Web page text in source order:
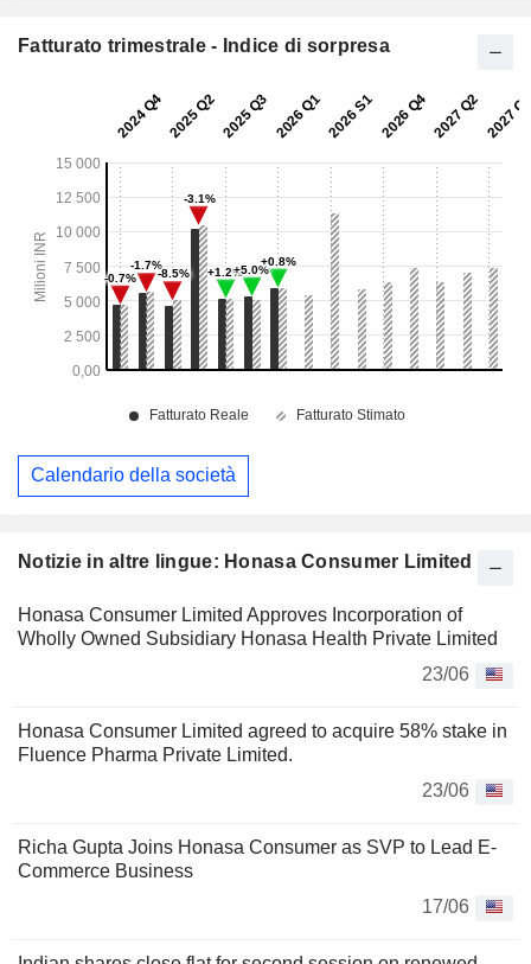
Notizie in altre lingue: Honasa Consumer Limited
Honasa Consumer Limited Approves Incorporation of
Wholly Owned Subsidiary Honasa Health Private Limited
23/06
Honasa Consumer Limited agreed to acquire 58% stake in
Fluence Pharma Private Limited.
23/06
Richa Gupta Joins Honasa Consumer as SVP to Lead E-
Commerce Business
17/06
Fatturato trimestrale - Indice di sorpresa
Calendario della società